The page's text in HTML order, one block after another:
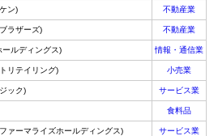
ン) 不動産業
ラザーズ) 不動産業
ルディングス) 情報・通信業
リテイリング) 小売業
ック) サービス業
食料品
ァーマライズホールディングス) サービス業